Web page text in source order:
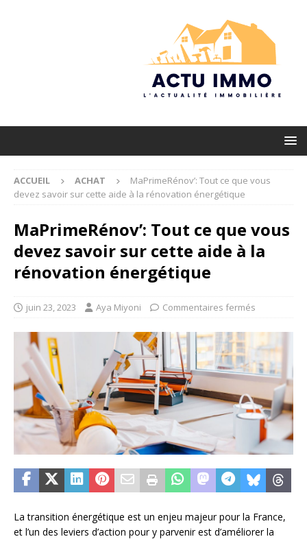
ACCUEIL ACHAT
MaPrimeRénov’: Tout ce que vous
devez savoir sur cette aide à la rénovation énergétique
MaPrimeRénov’: Tout ce que vous
devez savoir sur cette aide à la
rénovation énergétique
juin 23, 2023 Aya Miyoni Commentaires fermés
La transition énergétique est un enjeu majeur pour la France,
et l’un des leviers d’action pour y parvenir est d’améliorer la